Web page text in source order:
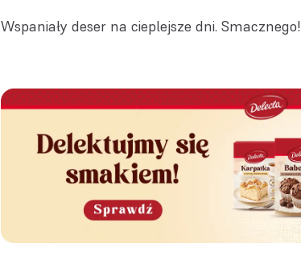
Wspaniały deser na cieplejsze dni. Smacznego!